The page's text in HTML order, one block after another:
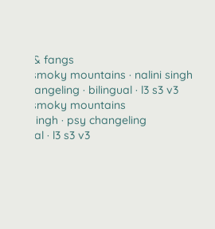
claws & fangs
2123 · smoky mountains · nalini singh
psy changeling · bilingual · l3 s3 v3
2123 · smoky mountains
nalini singh · psy changeling
bilingual · l3 s3 v3